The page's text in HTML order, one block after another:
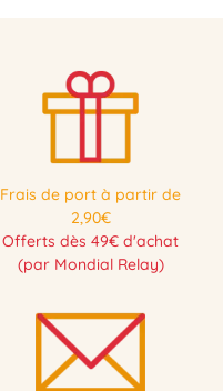
Frais de port à partir de
2,90€
Offerts dès 49€ d'achat
(par Mondial Relay)